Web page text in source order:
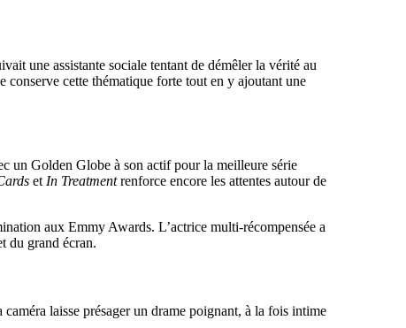
une assistante sociale tentant de démêler la vérité au
conserve cette thématique forte tout en y ajoutant une
un Golden Globe à son actif pour la meilleure série
et In Treatmentrenforce encore les attentes autour de
aux Emmy Awards. L’actrice multi-récompensée a
du grand écran.
laisse présager un drame poignant, à la fois intime